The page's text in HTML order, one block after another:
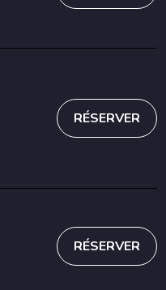
RÉSERVER
RÉSERVER